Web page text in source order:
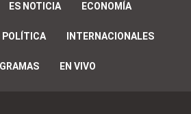
ES NOTICIA ECONOMÍA
POLÍTICA INTERNACIONALES
EN VIVO